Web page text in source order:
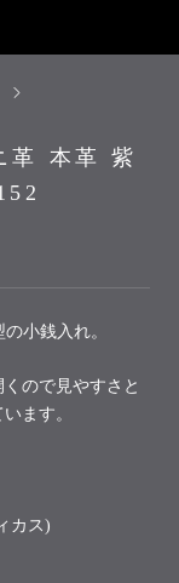
革 本革 紫
小銭入れ。
ので見やすさと
ます。
カス)